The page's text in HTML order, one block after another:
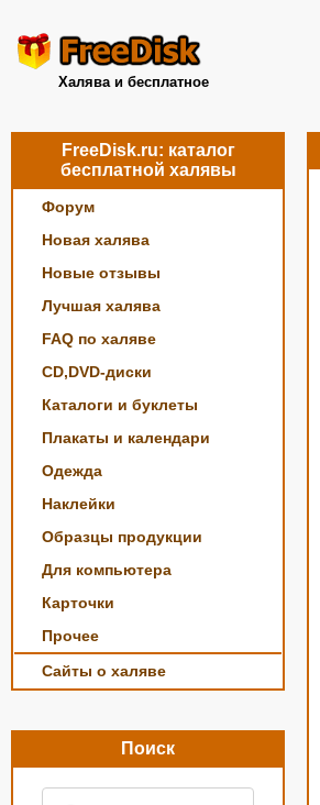
Халява и бесплатное
FreeDisk.ru: каталог
бесплатной халявы
Форум
Новая халява
Новые отзывы
Лучшая халява
FAQ по халяве
CD,DVD-диски
Каталоги и буклеты
Плакаты и календари
Одежда
Наклейки
Образцы продукции
Для компьютера
Карточки
Прочее
Сайты о халяве
Поиск